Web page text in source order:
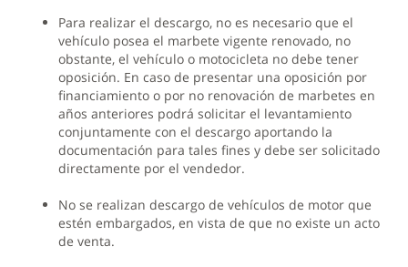
Para realizar el descargo, no es necesario que el
vehículo posea el marbete vigente renovado, no
obstante, el vehículo o motocicleta no debe tener
oposición. En caso de presentar una oposición por
financiamiento o por no renovación de marbetes en
años anteriores podrá solicitar el levantamiento
conjuntamente con el descargo aportando la
documentación para tales fines y debe ser solicitado
directamente por el vendedor.
No se realizan descargo de vehículos de motor que
estén embargados, en vista de que no existe un acto
de venta.